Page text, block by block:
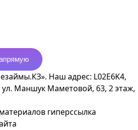
Наш адрес: L02E6K4,
ул. Маншук Маметовой, 63, 2 этаж,
гиперссылка